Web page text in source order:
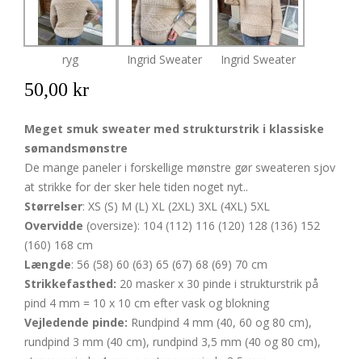
ryg Ingrid Sweater Ingrid Sweater
50,00 kr
Meget smuk sweater med strukturstrik i klassiske
sømandsmønstre
De mange paneler i forskellige mønstre gør sweateren sjov
at strikke for der sker hele tiden noget nyt..
Størrelser: XS (S) M (L) XL (2XL) 3XL (4XL) 5XL
Overvidde (oversize): 104 (112) 116 (120) 128 (136) 152
(160) 168 cm
Længde: 56 (58) 60 (63) 65 (67) 68 (69) 70 cm
Strikkefasthed: 20 masker x 30 pinde i strukturstrik på
pind 4 mm = 10 x 10 cm efter vask og blokning
Vejledende pinde: Rundpind 4 mm (40, 60 og 80 cm),
rundpind 3 mm (40 cm), rundpind 3,5 mm (40 og 80 cm),